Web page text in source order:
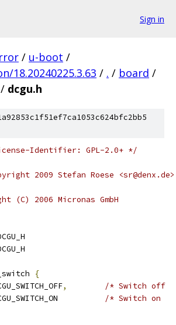
Sign in
/ u-boot /
18.20240225.3.63 / . / board /
/ dcgu.h
Identifier: GPL-2.0+ */
2009 Stefan Roese
(C) 2006 Micronas GmbH
{
,